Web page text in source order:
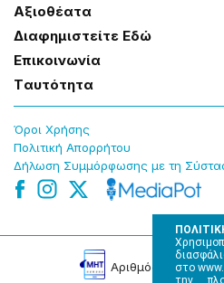
στο
την
Αξɩοθέατα
Δɩαφημɩστείτε Εδώ
Επɩκοɩνωνία
Tαυτότητα
Όροɩ Χρήσης
Πολɩτɩκή Απορρήτου
Δήλωση Συμμόρφωσης με τη
Αρɩθμός